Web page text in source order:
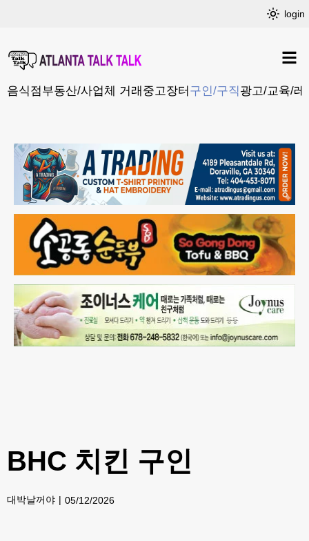
login
음식점부동산/사업체 거래 중고장터 구인/구직광고/교육/레
BHC 치킨 구인
대박날꺼야 05/12/2026